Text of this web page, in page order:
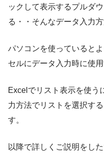
ックして表示するプルダ
る・・そんなデータ入力方
パソコンを使っていると
セルにデータ入力時に使
Excelでリスト表示を使う
力方法でリストを選択す
す。
以降で詳しくご説明をし